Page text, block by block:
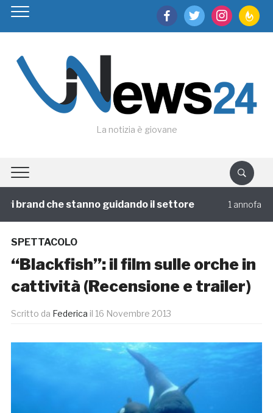
facebooktwitter instagram
La notizia è giovane
che stanno guidando il settore 1 annofa
SPETTACOLO
“Blackfish”: il film sulle orche in
cattività (Recensione e trailer)
Scritto da Federica il 16 Novembre 2013